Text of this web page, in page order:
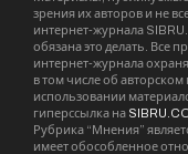
зрения их авторов и не
интернет-журнала
обязана это делать. Все
интернет-журнала
в том числе об
использовании
гиперссылка на
Рубрика “Мнения”
имеет обособленное